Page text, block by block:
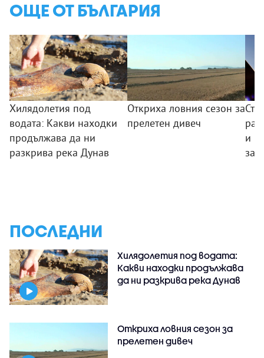
ОЩЕ ОТ БЪЛГАРИЯ
Хилядолетия под
водата: Какви находки
продължава да ни
разкрива река Дунав
Откриха ловния сезон за
прелетен дивеч
и
ПОСЛЕДНИ
Хилядолетия под водата:
Какви находки продължава
да ни разкрива река Дунав
Откриха ловния сезон за
прелетен дивеч